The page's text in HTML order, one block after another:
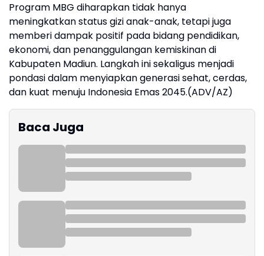
Program MBG diharapkan tidak hanya
meningkatkan status gizi anak-anak, tetapi juga
memberi dampak positif pada bidang pendidikan,
ekonomi, dan penanggulangan kemiskinan di
Kabupaten Madiun. Langkah ini sekaligus menjadi
pondasi dalam menyiapkan generasi sehat, cerdas,
dan kuat menuju Indonesia Emas 2045.(ADV/AZ)
Baca Juga